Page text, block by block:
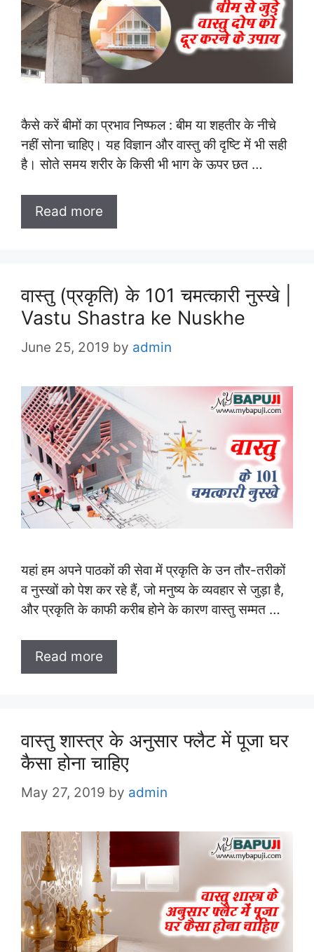
कैसे करें बीमों का प्रभाव निष्फल : बीम या शहतीर के नीचे
नहीं सोना चाहिए। यह विज्ञान और वास्तु की दृष्टि में भी सही
है। सोते समय शरीर के किसी भी भाग के ऊपर छत …
Read more
वास्तु (प्रकृति) के 101 चमत्कारी नुस्खे |
Vastu Shastra ke Nuskhe
June 25, 2019 by admin
यहां हम अपने पाठकों की सेवा में प्रकृति के उन तौर-तरीकों
व नुस्खों को पेश कर रहे हैं, जो मनुष्य के व्यवहार से जुड़ा है,
और प्रकृति के काफी करीब होने के कारण वास्तु सम्मत …
Read more
वास्तु शास्त्र के अनुसार फ्लैट में पूजा घर
कैसा होना चाहिए
May 27, 2019 by admin